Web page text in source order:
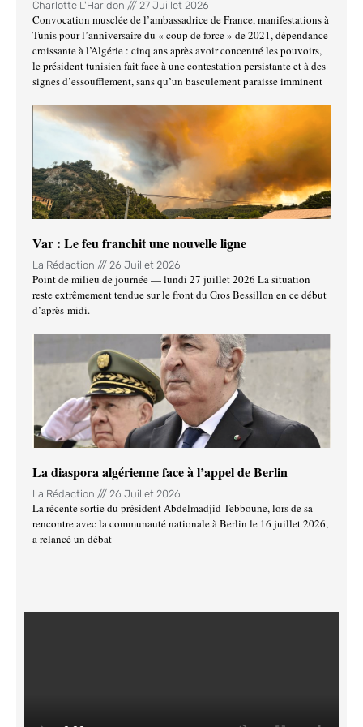
Charlotte L'Haridon 27 Juillet 2026
Convocation musclée de l’ambassadrice de France, manifestations à
Tunis pour l’anniversaire du « coup de force » de 2021, dépendance
croissante à l’Algérie : cinq ans après avoir concentré les pouvoirs,
le président tunisien fait face à une contestation persistante et à des
signes d’essoufflement, sans qu’un basculement paraisse imminent
Var : Le feu franchit une nouvelle ligne
La Rédaction 26 Juillet 2026
Point de milieu de journée — lundi 27 juillet 2026 La situation
reste extrêmement tendue sur le front du Gros Bessillon en ce début
d’après-midi.
La diaspora algérienne face à l’appel de Berlin
La Rédaction 26 Juillet 2026
La récente sortie du président Abdelmadjid Tebboune, lors de sa
rencontre avec la communauté nationale à Berlin le 16 juillet 2026,
a relancé un débat